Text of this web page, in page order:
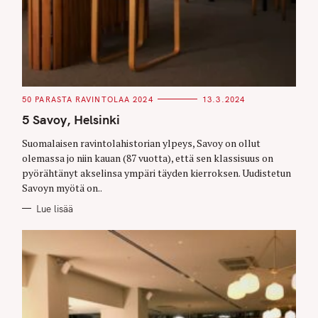
C
T
E
O
R
I
S
50 PARASTA RAVINTOLAA 2024 13.3.2024
5 Savoy, Helsinki
Suomalaisen ravintolahistorian ylpeys, Savoy on ollut
olemassa jo niin kauan (87 vuotta), että sen klassisuus on
pyörähtänyt akselinsa ympäri täyden kierroksen. Uudistetun
Savoyn myötä on..
Lue lisää